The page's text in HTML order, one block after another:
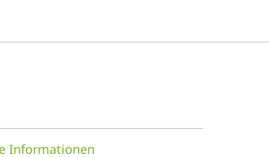
Informationen